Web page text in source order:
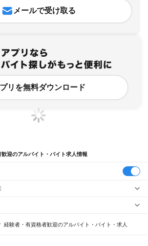
メールで受け取る
リを無料ダウンロード
迎のアルバイト・バイト求人情報
広島県 正社員 中卒歓迎
経験者・有資格者歓迎のアルバイト・バイト・求人